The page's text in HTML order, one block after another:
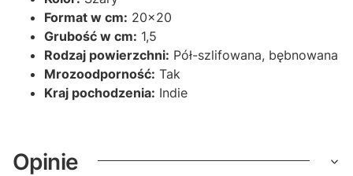
Format w cm: 20x20
Grubość w cm: 1,5
Rodzaj powierzchni: Pół-szlifowana, bębnowana
Mrozoodporność: Tak
Kraj pochodzenia: Indie
Opinie